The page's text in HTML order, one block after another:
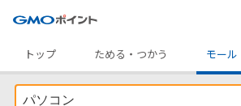
トップ
ためる・つかう モール